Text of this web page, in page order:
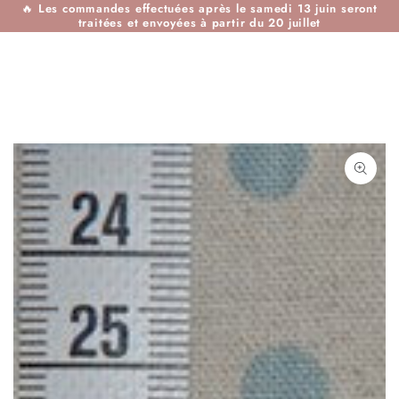
IGNORER LE
CONTENU
🔥 Les commandes effectuées après le samedi 13 juin seront
traitées et envoyées à partir du 20 juillet
IGNORER LES
INFORMATIONS SUR
LE PRODUIT